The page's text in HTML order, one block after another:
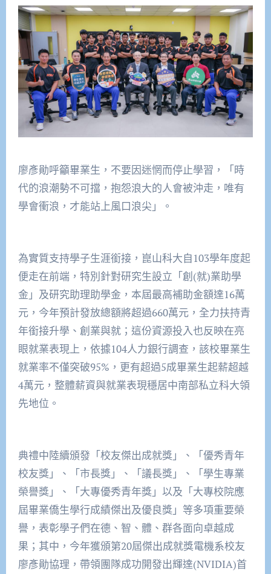
廖彥勛呼籲畢業生，不要因迷惘而停止學習，「時
代的浪潮勢不可擋，抱怨浪大的人會被沖走，唯有
學會衝浪，才能站上風口浪尖」。
為實質支持學子生涯銜接，崑山科大自103學年度起
便走在前端，特別針對研究生設立「創(就)業助學
金」及研究助理助學金，本屆最高補助金額達16萬
元，今年預計發放總額將超過660萬元，全力扶持青
年銜接升學、創業與就；這份資源投入也反映在亮
眼就業表現上，依據104人力銀行調查，該校畢業生
就業率不僅突破95%，更有超過5成畢業生起薪超越
4萬元，整體薪資與就業表現穩居中南部私立科大領
先地位。
典禮中陸續頒發「校友傑出成就獎」、「優秀青年
校友獎」、「市長獎」、「議長獎」、「學生專業
榮譽獎」、「大專優秀青年獎」以及「大專校院應
屆畢業僑生學行成績傑出及優良獎」等多項重要榮
譽，表彰學子們在德、智、體、群各面向卓越成
果；其中，今年獲頒第20屆傑出成就獎電機系校友
廖彥勛協理，帶領團隊成功開發出輝達(NVIDIA)首